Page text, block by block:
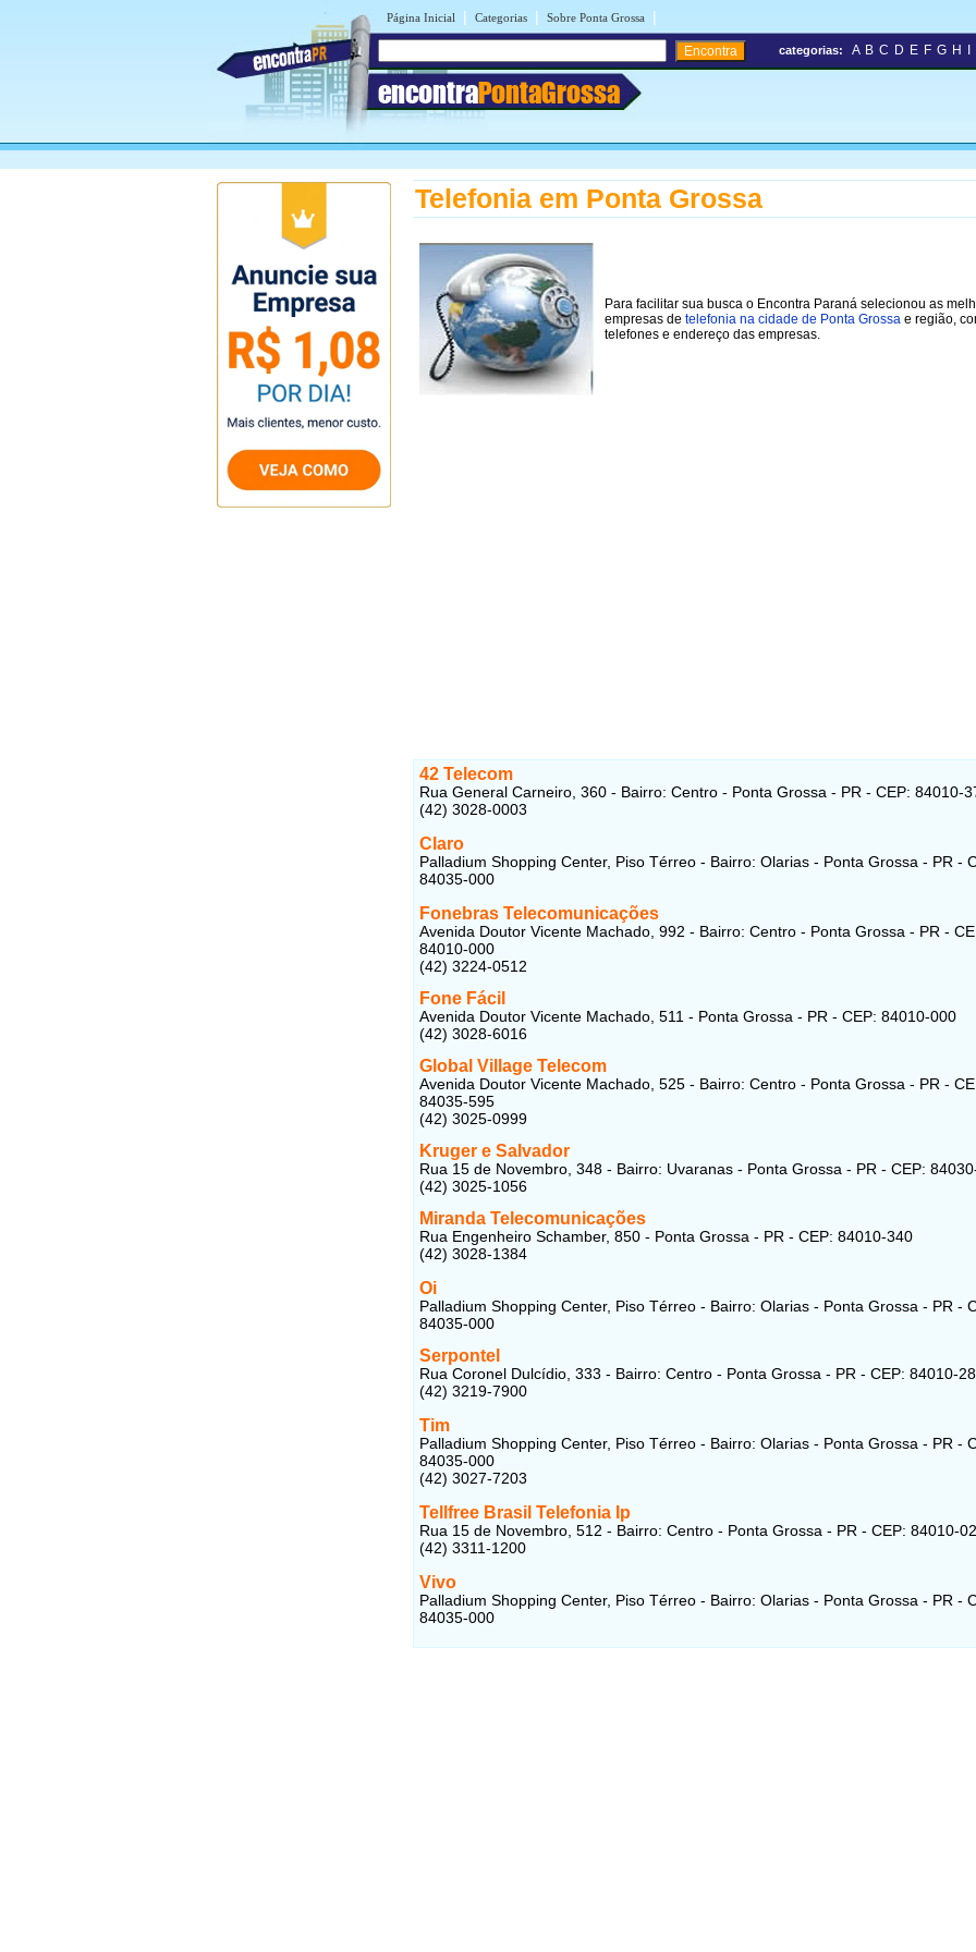
Página Inicial | Categorias | Sobre Ponta Grossa |
encontraPontaGrossa
categorias: A B C D E F G H
Telefonia em Ponta Grossa
Para facilitar sua busca o Encontra Paraná selecionou as
empresas de telefonia na cidade de Ponta Grossa e região,
telefones e endereço das empresas.
42 Telecom
Rua General Carneiro, 360 - Bairro: Centro - Ponta Grossa - PR - CEP: 84010-
(42) 3028-0003
Claro
Palladium Shopping Center, Piso Térreo - Bairro: Olarias - Ponta Grossa - PR -
84035-000
Fonebras Telecomunicações
Avenida Doutor Vicente Machado, 992 - Bairro: Centro - Ponta Grossa - PR -
84010-000
(42) 3224-0512
Fone Fácil
Avenida Doutor Vicente Machado, 511 - Ponta Grossa - PR - CEP: 84010-000
(42) 3028-6016
Global Village Telecom
Avenida Doutor Vicente Machado, 525 - Bairro: Centro - Ponta Grossa - PR -
84035-595
(42) 3025-0999
Kruger e Salvador
Rua 15 de Novembro, 348 - Bairro: Uvaranas - Ponta Grossa - PR - CEP:
(42) 3025-1056
Miranda Telecomunicações
Rua Engenheiro Schamber, 850 - Ponta Grossa - PR - CEP: 84010-340
(42) 3028-1384
Oi
Palladium Shopping Center, Piso Térreo - Bairro: Olarias - Ponta Grossa - PR -
84035-000
Serpontel
Rua Coronel Dulcídio, 333 - Bairro: Centro - Ponta Grossa - PR - CEP: 84010-
(42) 3219-7900
Tim
Palladium Shopping Center, Piso Térreo - Bairro: Olarias - Ponta Grossa - PR -
84035-000
(42) 3027-7203
Tellfree Brasil Telefonia Ip
Rua 15 de Novembro, 512 - Bairro: Centro - Ponta Grossa - PR - CEP: 84010-
(42) 3311-1200
Vivo
Palladium Shopping Center, Piso Térreo - Bairro: Olarias - Ponta Grossa - PR -
84035-000